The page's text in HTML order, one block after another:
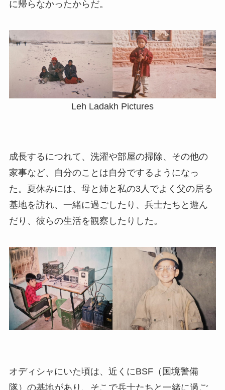
に帰らなかったからだ。
Leh Ladakh Pictures
成長するにつれて、洗濯や部屋の掃除、その他の
家事など、自分のことは自分でするようになっ
た。夏休みには、母と姉と私の3人でよく父の居る
基地を訪れ、一緒に過ごしたり、兵士たちと遊ん
だり、彼らの生活を観察したりした。
オディシャにいた頃は、近くにBSF（国境警備
隊）の基地があり、そこで兵士たちと一緒に過ご